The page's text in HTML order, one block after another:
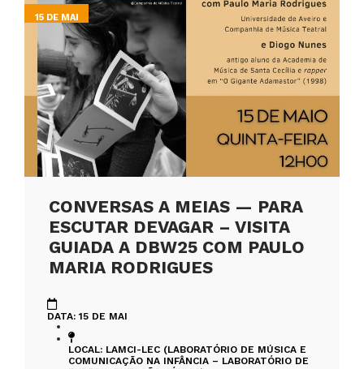
15 DE MAI
CONVERSAS A MEIAS — PARA
ESCUTAR DEVAGAR – VISITA
GUIADA A DBW25 COM PAULO
MARIA RODRIGUES
DATA: 15 DE MAI
LOCAL: LAMCI-LEC (LABORATÓRIO DE MÚSICA E
COMUNICAÇÃO NA INFÂNCIA – LABORATÓRIO DE